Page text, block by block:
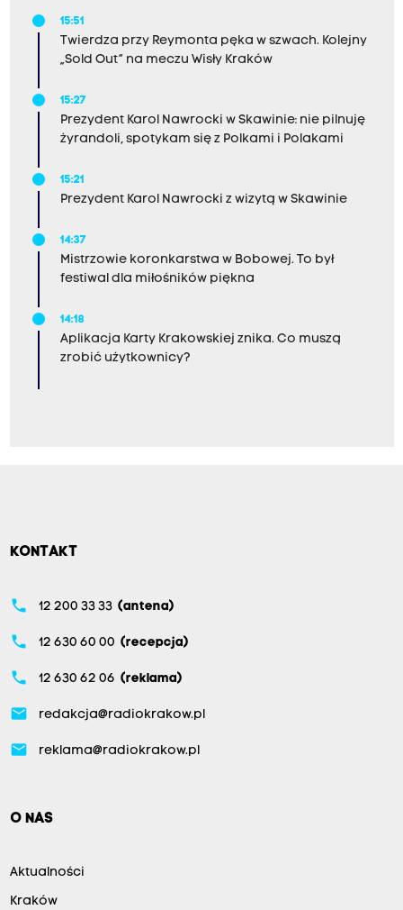
15:51
Twierdza przy Reymonta pęka w szwach. Kolejny
„Sold Out” na meczu Wisły Kraków
15:27
Prezydent Karol Nawrocki w Skawinie: nie pilnuję
żyrandoli, spotykam się z Polkami i Polakami
15:21
Prezydent Karol Nawrocki z wizytą w Skawinie
14:37
Mistrzowie koronkarstwa w Bobowej. To był
festiwal dla miłośników piękna
14:18
Aplikacja Karty Krakowskiej znika. Co muszą
zrobić użytkownicy?
KONTAKT
phone 12 200 33 33 (antena)
phone 12 630 60 00 (recepcja)
phone 12 630 62 06 (reklama)
email redakcja@radiokrakow.pl
email reklama@radiokrakow.pl
O NAS
Aktualności
Kraków